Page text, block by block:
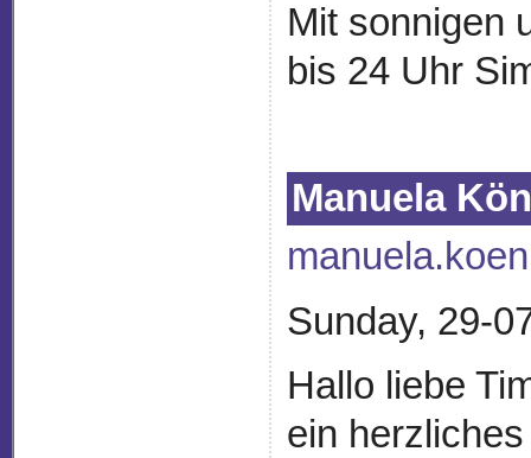
Mit sonnigen
bis 24 Uhr
Manuela
Sunday, 29-
Hallo liebe
ein